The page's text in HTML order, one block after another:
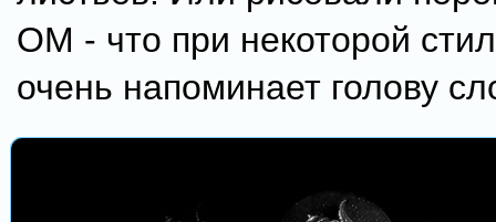
ОМ - что при некоторой
очень напоминает голову